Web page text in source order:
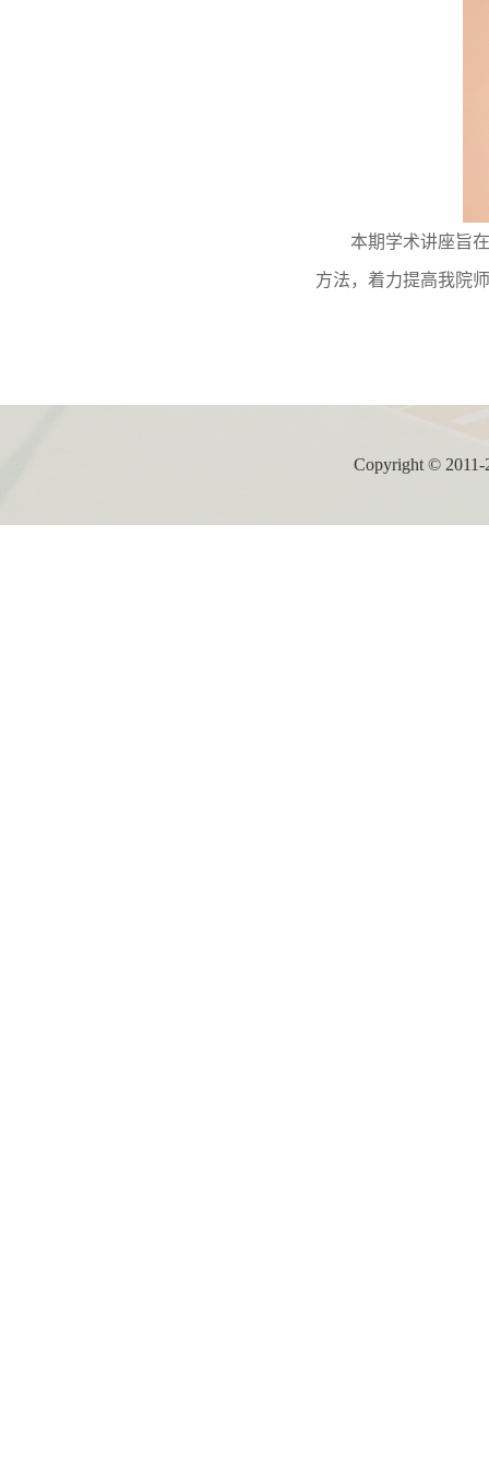
本期学术讲座旨
方法，着力提高我院
Copyright ©